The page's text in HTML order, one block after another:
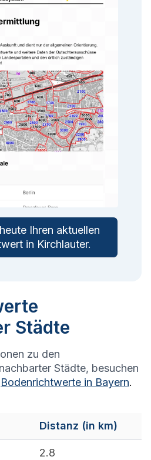
Ihren aktuellen
in Kirchlauter.
Städte
zu den
Städte, besuchen
Bodenrichtwerte in Bayern.
Distanz (in km)
2.8